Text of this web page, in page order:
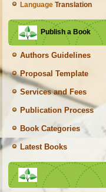
Language Translation
Publish a Book
Authors Guidelines
Proposal Template
Services and Fees
Publication Process
Book Categories
Latest Books